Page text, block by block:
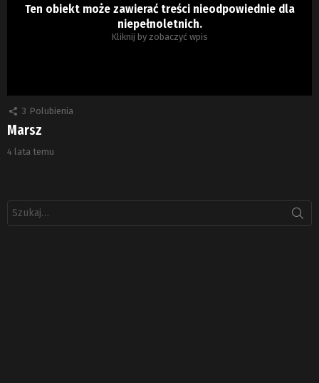
Ten obiekt może zawierać treści nieodpowiednie dla
niepełnoletnich.
Kliknij by zobaczyć wpis
3 Polubienia
Marsz
4 lata temu